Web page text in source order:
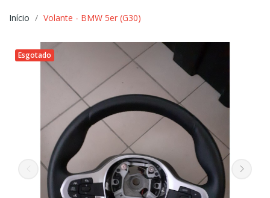
Início Volante - BMW 5er (G30)
Esgotado